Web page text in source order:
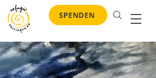
SPENDEN